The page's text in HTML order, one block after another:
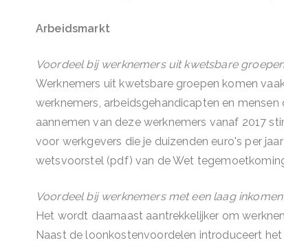
Arbeidsmarkt
Voordeel bij werknemers uit kwetsbare
Werknemers uit kwetsbare groepen komen
werknemers, arbeidsgehandicapten en
aannemen van deze werknemers vanaf 2017
voor werkgevers die je duizenden euro's per
wetsvoorstel (pdf) van de Wet
Voordeel bij werknemers met een laag inkomen
Het wordt daarnaast aantrekkelijker om
Naast de loonkostenvoordelen introduceert